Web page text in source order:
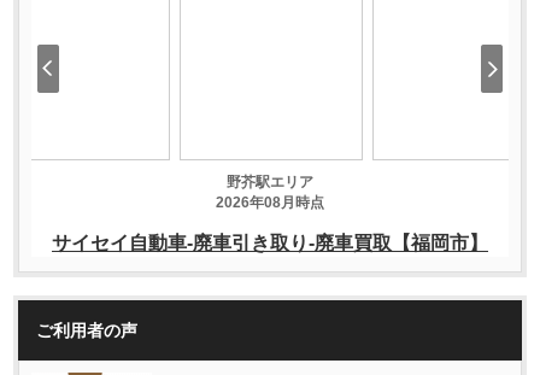
ご利用者の声